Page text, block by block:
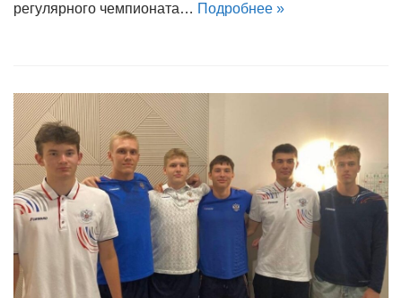
регулярного чемпионата… Подробнее »